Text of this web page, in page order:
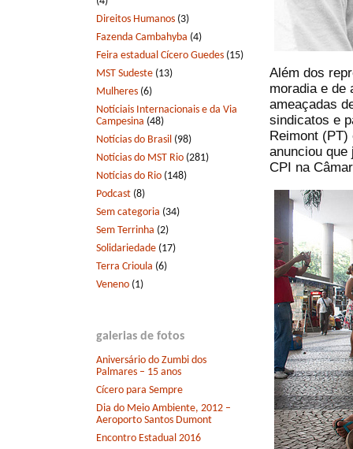
Direitos Humanos (3)
Fazenda Cambahyba (4)
Feira estadual Cícero Guedes (15)
MST Sudeste (13)
Mulheres (6)
Notíciais Internacionais e da Via
Campesina (48)
Notícias do Brasil (98)
Notícias do MST Rio (281)
Notícias do Rio (148)
Podcast (8)
Sem categoria (34)
Sem Terrinha (2)
Solidariedade (17)
Terra Crioula (6)
Veneno (1)
galerias de fotos
Aniversário do Zumbi dos
Palmares – 15 anos
Cícero para Sempre
Dia do Meio Ambiente, 2012 –
Aeroporto Santos Dumont
Encontro Estadual 2016
Além dos
moradia e de
ameaçadas
sindicatos e
Reimont
anunciou
CPI na